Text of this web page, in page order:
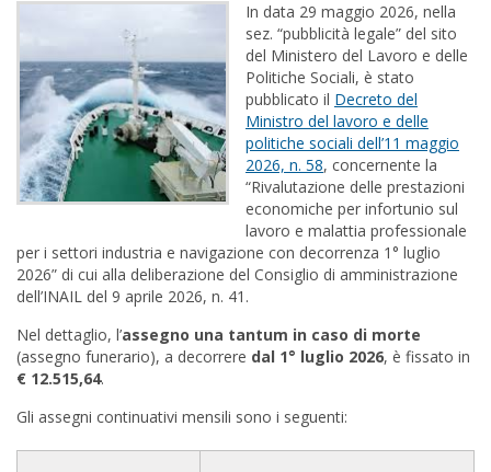
In data 29 maggio 2026, nella
sez. “pubblicità legale” del sito
del Ministero del Lavoro e delle
Politiche Sociali, è stato
pubblicato il Decreto del
Ministro del lavoro e delle
politiche sociali dell’11 maggio
2026, n. 58, concernente la
“Rivalutazione delle prestazioni
economiche per infortunio sul
lavoro e malattia professionale
per i settori industria e navigazione con decorrenza 1° luglio
2026” di cui alla deliberazione del Consiglio di amministrazione
dell’INAIL del 9 aprile 2026, n. 41.
Nel dettaglio, l’assegno una tantum in caso di morte
(assegno funerario), a decorrere dal 1° luglio 2026, è fissato in
€ 12.515,64.
Gli assegni continuativi mensili sono i seguenti: